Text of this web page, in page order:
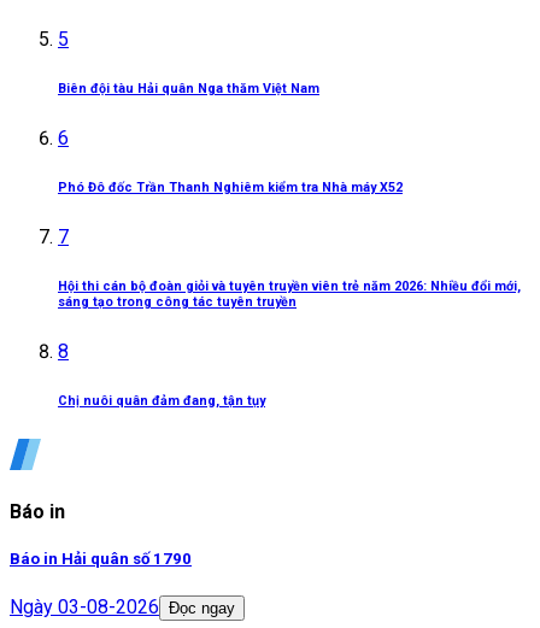
5
Biên đội tàu Hải quân Nga thăm Việt Nam
6
Phó Đô đốc Trần Thanh Nghiêm kiểm tra Nhà máy X52
7
Hội thi cán bộ đoàn giỏi và tuyên truyền viên trẻ năm 2026: Nhiều đổi mới,
sáng tạo trong công tác tuyên truyền
8
Chị nuôi quân đảm đang, tận tụy
Báo in
Báo in Hải quân số 1790
Ngày 03-08-2026 Đọc ngay